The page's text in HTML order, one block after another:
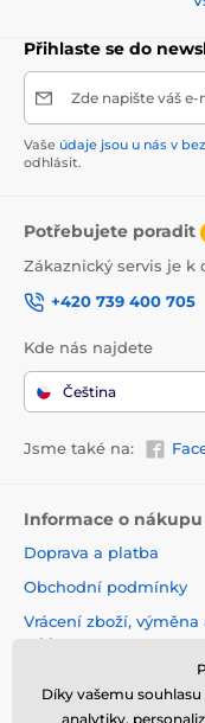
Přihlaste se do
Zde napište váš e-
Vaše údaje jsou u nás v
odhlásit.
Potřebujete poradit
Zákaznický servis je k
+420 739 400 705
Kde nás najdete
Čeština
Jsme také na:
Informace o nákupu
Doprava a platba
Obchodní podmínky
Vrácení zboží, výměna
reklamace
Online vrácení a
Sledování zásilky
Díky vašemu
analytiky,